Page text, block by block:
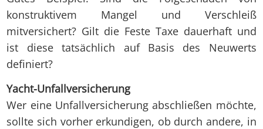
konstruktivem Mangel und Verschleiß
mitversichert? Gilt die Feste Taxe dauerhaft und
ist diese tatsächlich auf Basis des Neuwerts
definiert?
Yacht-Unfallversicherung
Wer eine Unfallversicherung abschließen möchte,
sollte sich vorher erkundigen, ob durch andere, in